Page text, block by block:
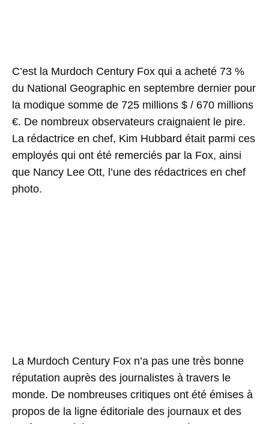
C’est la Murdoch Century Fox qui a acheté 73 %
du National Geographic en septembre dernier pour
la modique somme de 725 millions $ / 670 millions
€. De nombreux observateurs craignaient le pire.
La rédactrice en chef, Kim Hubbard était parmi ces
employés qui ont été remerciés par la Fox, ainsi
que Nancy Lee Ott, l’une des rédactrices en chef
photo.
La Murdoch Century Fox n’a pas une très bonne
réputation auprès des journalistes à travers le
monde. De nombreuses critiques ont été émises à
propos de la ligne éditoriale des journaux et des